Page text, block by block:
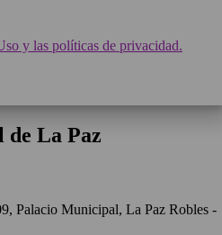
y las políticas de privacidad.
La Paz
Palacio Municipal, La Paz Robles -